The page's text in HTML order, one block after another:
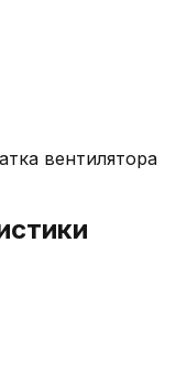
вентилятора